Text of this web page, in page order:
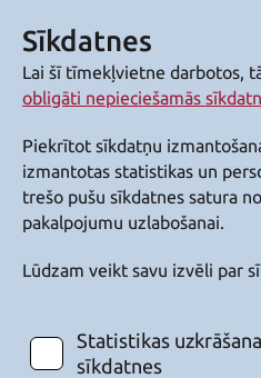
Sīkdatnes
Lai šī tīmekļvietne darbotos,
obligāti nepieciešamās
Piekrītot sīkdatņu
izmantotas statistikas un
trešo pušu sīkdatnes satura
pakalpojumu uzlabošanai.
Lūdzam veikt savu izvēli par
Statistikas
sīkdatnes